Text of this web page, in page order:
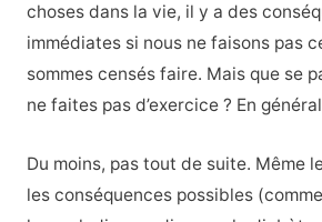
choses dans la vie, il y a des
immédiates si nous ne faisons pas
sommes censés faire. Mais que se
ne faites pas d’exercice ? En
Du moins, pas tout de suite. Même
les conséquences possibles